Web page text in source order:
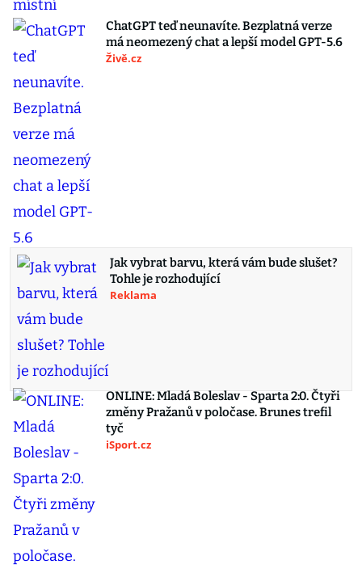
ChatGPT teď neunavíte. Bezplatná verze
má neomezený chat a lepší model GPT-5.6
Živě.cz
Jak vybrat barvu, která vám bude slušet?
Tohle je rozhodující
Reklama
ONLINE: Mladá Boleslav - Sparta 2:0. Čtyři
změny Pražanů v poločase. Brunes trefil
tyč
iSport.cz